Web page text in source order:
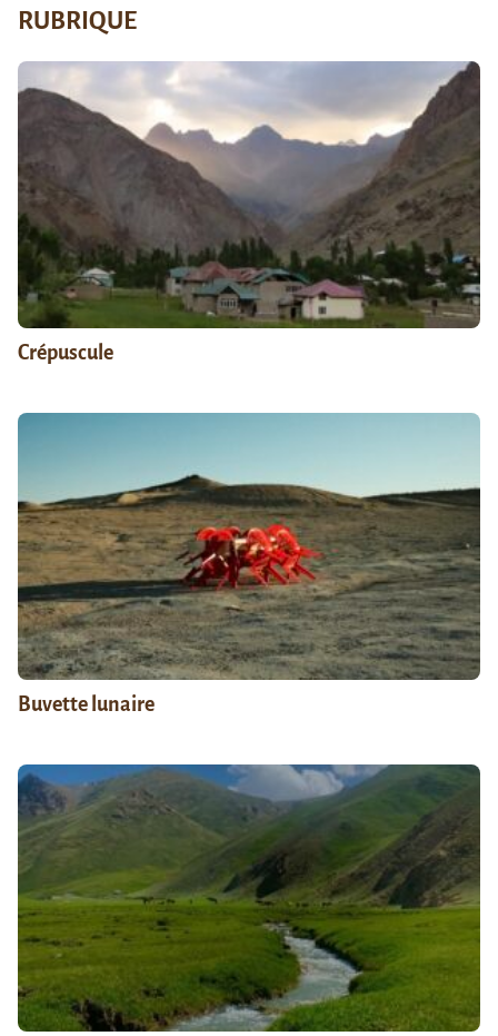
RUBRIQUE
Crépuscule
Buvette lunaire